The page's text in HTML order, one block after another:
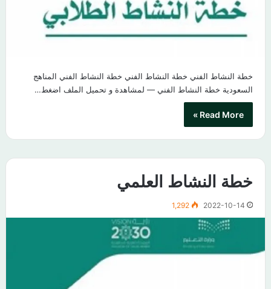
خطة النشاط الفني خطة النشاط الفني خطة النشاط الفني المناهج
السعودية خطة النشاط الفني — لمشاهدة و تحميل الملف اضغط…
Read More »
خطة النشاط العلمي
2022-10-14
1,292